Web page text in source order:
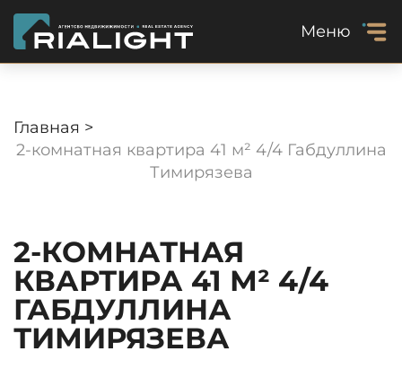
Меню
Главная >
2-комнатная квартира 41 м² 4/4 Габдуллина
Тимирязева
2-КОМНАТНАЯ
КВАРТИРА 41 М² 4/4
ГАБДУЛЛИНА
ТИМИРЯЗЕВА